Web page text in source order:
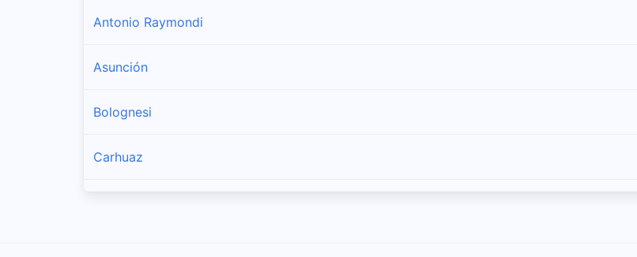
Antonio Raymondi
Asunción
Bolognesi
Carhuaz